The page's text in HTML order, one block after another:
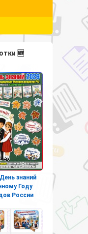
18 ноября
🆕
знаний
Году
России